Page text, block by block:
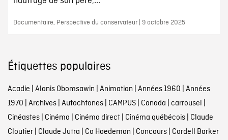
Documentaire, Perspective du conservateur | 9 octobre 2025
Étiquettes populaires
Acadie Alanis Obomsawin Animation Années 1960 Années
1970 Archives| Autochtones| CAMPUS| Canada carrousel
Cinéastes| Cinéma Cinéma direct| Cinéma québécois| Claude
Cloutier| Claude Jutra Co Hoedeman Concours| Cordell Barker